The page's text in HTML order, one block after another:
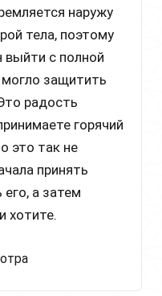
наружу
тела, поэтому
с полной
защитить
радость
горячий
это так не
принять
а затем
хотите.